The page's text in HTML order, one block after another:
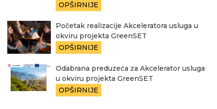
OPŠIRNIJE
Početak realizacije Akceleratora usluga u
okviru projekta GreenSET
OPŠIRNIJE
Odabrana preduzeća za Akcelerator usluga
u okviru projekta GreenSET
OPŠIRNIJE